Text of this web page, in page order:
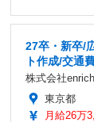
27卒・新卒/
ト作成/交通
株式会社
東京都
月給26万